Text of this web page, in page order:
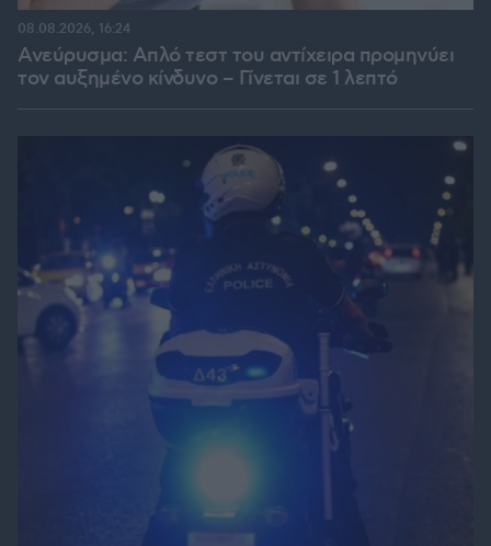
Ανεύρυσμα: Απλό τεστ του αντίχειρα προμηνύει
τον αυξημένο κίνδυνο – Γίνεται σε 1 λεπτό
08.08.2026, 16:24